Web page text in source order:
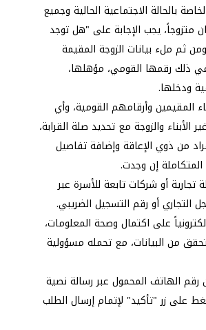
بالحالة الاجتماعية الحالية وجميع
متزوجاً، يجب الإجابة على "هل توجد
ثم ملء بيانات الزوجة المقيمة
ذلك رقمها القومي، مؤهلها،
ودخلها.
المقيمين وأرقامهم القومية، وأي
الأبناء والزوجة مع تحديد صلة القرابة،
من ذوي الإعاقة وإضافة تفاصيل
إن وجدت.
أو شركات تابعة للأسرة عبر
التجاري أو رقم التسجيل الضريبي.
على اكتمال وصحة المعلومات،
من البيانات، مع تحمله مسؤولية
الهاتف المحمول عبر رسالة نصية
على زر "تأكيد" لإتمام إرسال الطلب